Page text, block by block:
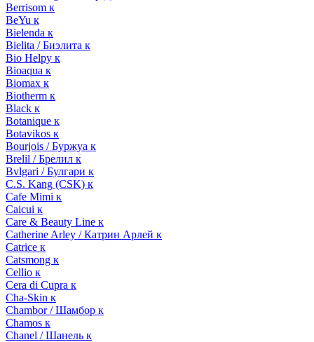
Berrisom к
BeYu к
Bielenda к
Bielita / Биэлита к
Bio Helpy к
Bioaqua к
Biomax к
Biotherm к
Black к
Botanique к
Botavikos к
Bourjois / Буржуа к
Brelil / Брелил к
Bvlgari / Булгари к
C.S. Kang (CSK) к
Cafe Mimi к
Caicui к
Care & Beauty Line к
Catherine Arley / Катрин Арлей к
Catrice к
Catsmong к
Cellio к
Cera di Cupra к
Cha-Skin к
Chambor / Шамбор к
Chamos к
Chanel / Шанель к